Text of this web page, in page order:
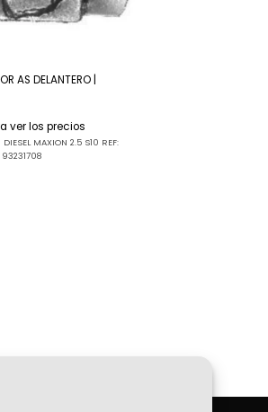
AS DELANTERO |
ver los precios
DIESEL MAXION 2.5 S10 REF:
93231708